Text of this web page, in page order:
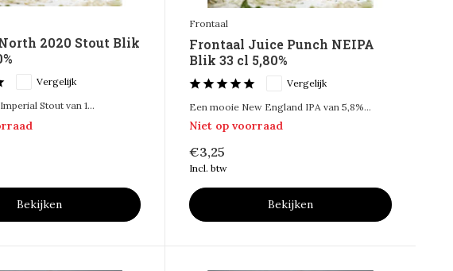
2020 Stout Blik
Vergelijk
Stout van 1...
Bekijken
Frontaal
Frontaal Juice Punch NEIPA
Blik 33 cl 5,80%
Vergelijk
Een mooie New England IPA van 5,8%...
Niet op voorraad
€3,25
Incl. btw
Bekijken